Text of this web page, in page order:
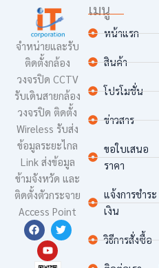
จำหน่ายและรับ
ติดตั้งกล้อง
วงจรปิด CCTV
รับเดินสายกล้อง
วงจรปิด ติดตั้ง
Wireless รับส่ง
ข้อมูลระยะไกล
Link ส่งข้อมูล
ข้ามจังหวัด และ
ติดตั้งตัวกระจาย
Access Point
F
a
c
e
b
T
w
i
Y
o
u
t
u
เมนู
หน้าแรก
สินค้า
โปรโมชั่น
ข่าวสาร
ขอใบเสนอ
ราคา
แจ้งการชำระ
เงิน
วิธีการสั่งซื้อ